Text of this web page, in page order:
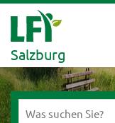
Salzburg